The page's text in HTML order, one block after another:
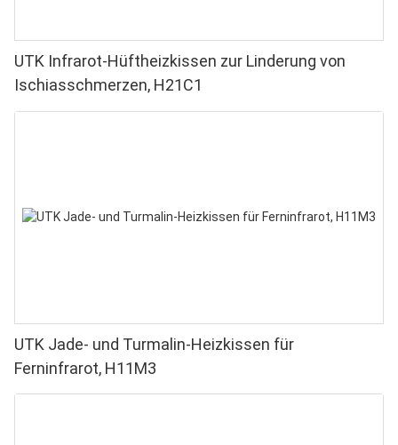
UTK Infrarot-Hüftheizkissen zur Linderung von
Ischiasschmerzen, H21C1
UTK Jade- und Turmalin-Heizkissen für
Ferninfrarot, H11M3